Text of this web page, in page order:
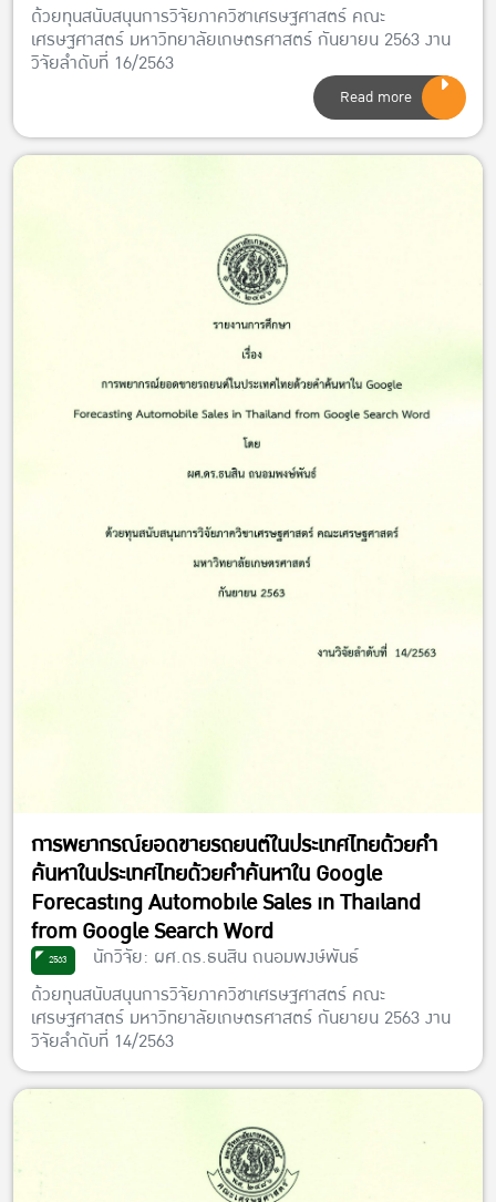
ด้วยทุนสนับสนุนการวิจัยภาควิชาเศรษฐศาสตร์ คณะ
เศรษฐศาสตร์ มหาวิทยาลัยเกษตรศาสตร์ กันยายน 2563 งาน
วิจัยลำดับที่ 16/2563
Read more
การพยากรณ์ยอดขายรถยนต์ในประเทศไทยด้วยคำ
ค้นหาในประเทศไทยด้วยคำค้นหาใน Google
Forecasting Automobile Sales in Thailand
from Google Search Word
2563
นักวิจัย: ผศ.ดร.ธนสิน ถนอมพงษ์พันธ์
ด้วยทุนสนับสนุนการวิจัยภาควิชาเศรษฐศาสตร์ คณะ
เศรษฐศาสตร์ มหาวิทยาลัยเกษตรศาสตร์ กันยายน 2563 งาน
วิจัยลำดับที่ 14/2563